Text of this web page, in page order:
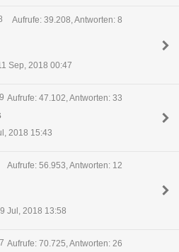
Aufrufe: 39.208, Antworten: 8
Sep, 2018 00:47
Aufrufe: 47.102, Antworten: 33
2018 15:43
Aufrufe: 56.953, Antworten: 12
Jul, 2018 13:58
Aufrufe: 70.725, Antworten: 26